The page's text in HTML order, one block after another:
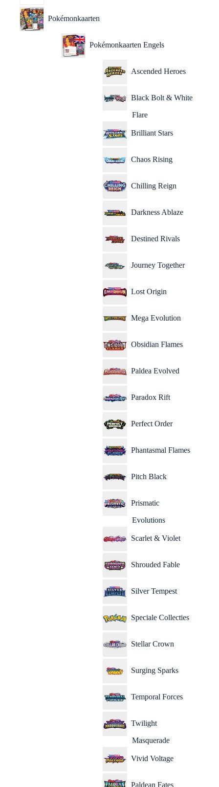
Pokémonkaarten
Pokémonkaarten Engels
Ascended Heroes
Black Bolt & White
Flare
Brilliant Stars
Chaos Rising
Chilling Reign
Darkness Ablaze
Destined Rivals
Journey Together
Lost Origin
Mega Evolution
Obsidian Flames
Paldea Evolved
Paradox Rift
Perfect Order
Phantasmal Flames
Pitch Black
Prismatic
Evolutions
Scarlet & Violet
Shrouded Fable
Silver Tempest
Speciale Collecties
Stellar Crown
Surging Sparks
Temporal Forces
Twilight
Masquerade
Vivid Voltage
Paldean Fates